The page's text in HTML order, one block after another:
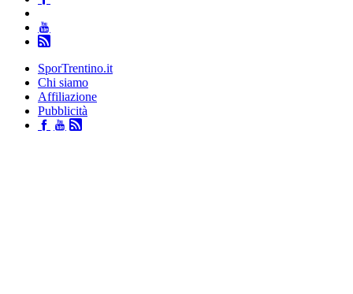
SporTrentino.it
Chi siamo
Affiliazione
Pubblicità